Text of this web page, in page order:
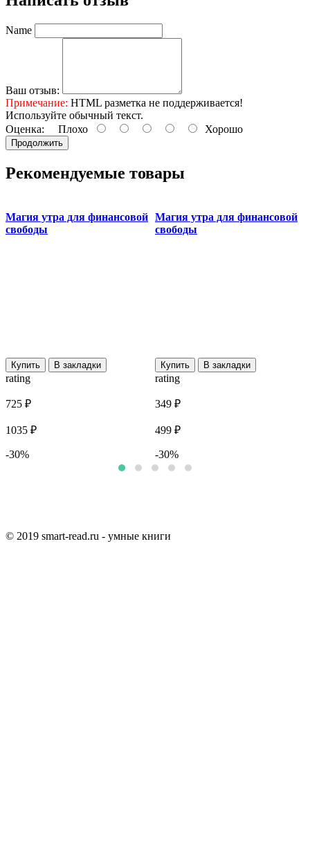
Name
Ваш отзыв:
Примечание: HTML разметка не поддерживается!
Используйте обычный текст.
Оценка: Плохо Хорошо
Продолжить
Рекомендуемые товары
Магия утра для финансовой
свободы
Купить В закладки
rating
725 ₽
1035 ₽
-30%
Магия утра для финансовой
свободы
Купить В закладки
rating
349 ₽
499 ₽
-30%
© 2019 smart-read.ru - умные книги